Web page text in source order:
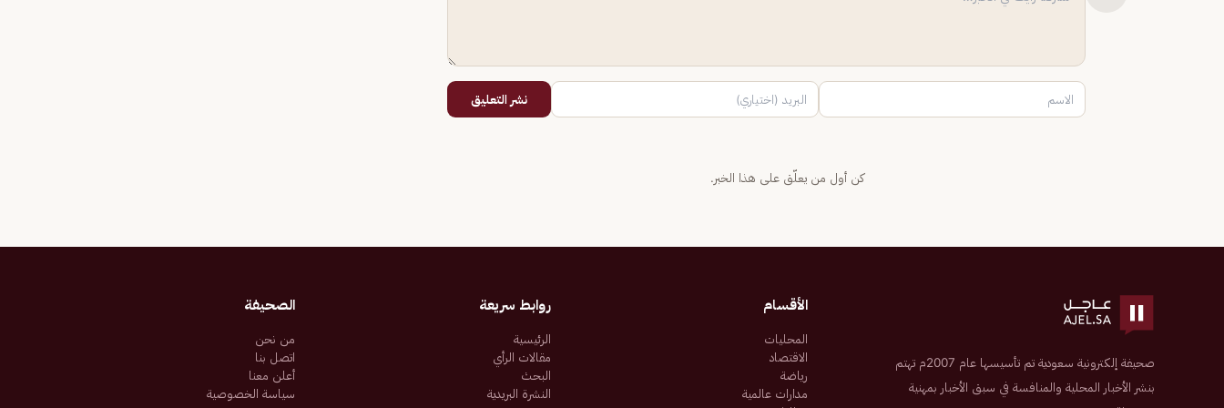
نشر التعليق
كن أول من يعلّق على هذا الخبر.
صحيفة إلكترونية سعودية تم تأسيسها عام 2007م تهتم
بنشر الأخبار المحلية والمنافسة في سبق الأخبار بمهنية
الأقسام
المحليات
الاقتصاد
رياضة
مدارات عالمية
روابط سريعة
الرئيسية
مقالات الرأي
البحث
النشرة البريدية
الصحيفة
من نحن
اتصل بنا
أعلن معنا
سياسة الخصوصية